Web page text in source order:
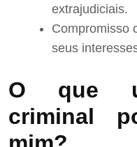
extrajudiciais.
Compromisso
seus
O que
criminal